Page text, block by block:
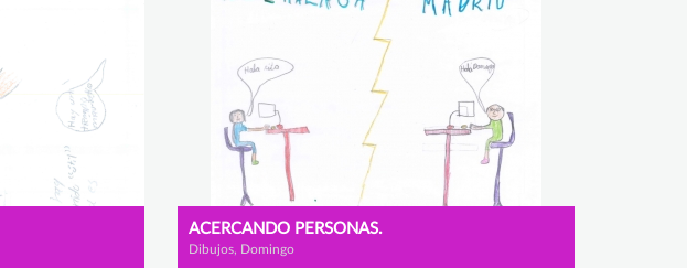
ACERCANDO PERSONAS.
Dibujos, Domingo